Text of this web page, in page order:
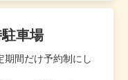
車場
期間だけ予約制にし